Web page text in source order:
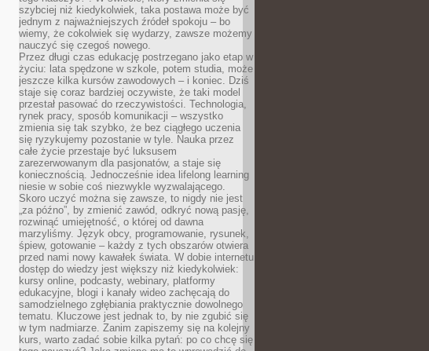
szybciej niż kiedykolwiek, taka postawa może być
jednym z najważniejszych źródeł spokoju – bo
wiemy, że cokolwiek się wydarzy, zawsze możemy
nauczyć się czegoś nowego.
Przez długi czas edukację postrzegano jako etap w
życiu: lata spędzone w szkole, potem studia, może
jeszcze kilka kursów zawodowych – i koniec. Dziś
staje się coraz bardziej oczywiste, że taki model
przestał pasować do rzeczywistości. Technologia,
rynek pracy, sposób komunikacji – wszystko
zmienia się tak szybko, że bez ciągłego uczenia
się ryzykujemy pozostanie w tyle. Nauka przez
całe życie przestaje być luksusem
zarezerwowanym dla pasjonatów, a staje się
koniecznością. Jednocześnie idea lifelong learning
niesie w sobie coś niezwykle wyzwalającego.
Skoro uczyć można się zawsze, to nigdy nie jest
„za późno”, by zmienić zawód, odkryć nową pasję,
rozwinąć umiejętność, o której od dawna
marzyliśmy. Język obcy, programowanie, rysunek,
śpiew, gotowanie – każdy z tych obszarów otwiera
przed nami nowy kawałek świata. W dobie internetu
dostęp do wiedzy jest większy niż kiedykolwiek:
kursy online, podcasty, webinary, platformy
edukacyjne, blogi i kanały wideo zachęcają do
samodzielnego zgłębiania praktycznie dowolnego
tematu. Kluczowe jest jednak to, by nie zgubić się
w tym nadmiarze. Zanim zapiszemy się na kolejny
kurs, warto zadać sobie kilka pytań: po co chcę się